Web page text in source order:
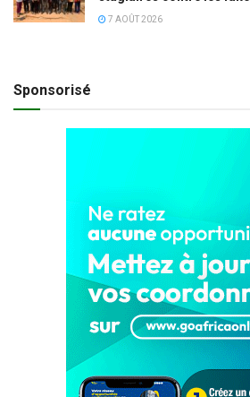
7 AOÛT 2026
Sponsorisé